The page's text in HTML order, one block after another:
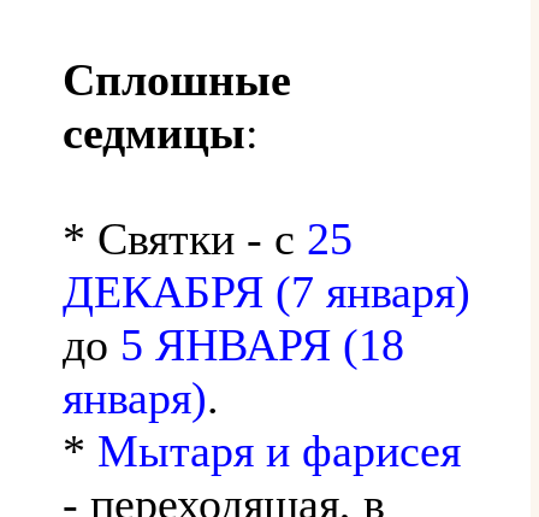
Сплошные
седмицы:
* Святки - с 25
ДЕКАБРЯ (7 января)
до 5 ЯНВАРЯ (18
января).
* Мытаря и фарисея
- переходящая, в